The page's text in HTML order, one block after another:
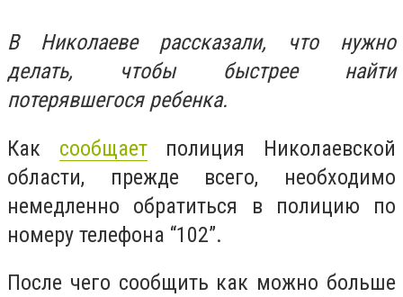
В Николаеве рассказали, что нужно
делать, чтобы быстрее найти
потерявшегося ребенка.
Как сообщаетполиция Николаевской
области, прежде всего, необходимо
немедленно обратиться в полицию по
номеру телефона “1️0️2️”.
После чего сообщить как можно больше